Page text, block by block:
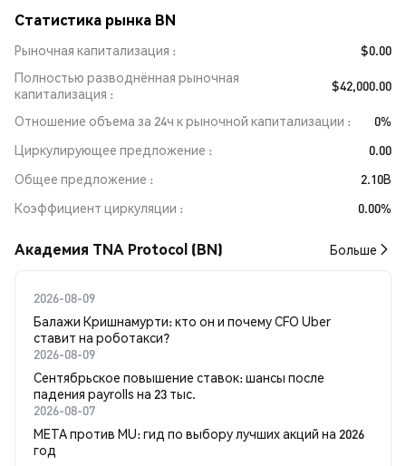
Статистика рынка BN
Рыночная капитализация
$0.00
Полностью разводнённая рыночная
капитализация
$42,000.00
Отношение объема за 24ч к рыночной капитализации
0%
Циркулирующее предложение
0.00
Общее предложение
2.10B
Коэффициент циркуляции
0.00%
Академия TNA Protocol (BN) Больше
2026-08-09
Балажи Кришнамурти: кто он и почему CFO Uber
ставит на роботакси?
2026-08-09
Сентябрьское повышение ставок: шансы после
падения payrolls на 23 тыс.
2026-08-07
META против MU: гид по выбору лучших акций на 2026
год